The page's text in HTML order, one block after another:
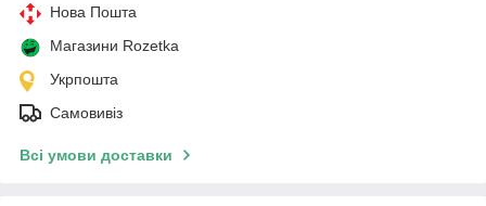
Нова Пошта
Магазини Rozetka
Укрпошта
Самовивіз
Всі умови доставки